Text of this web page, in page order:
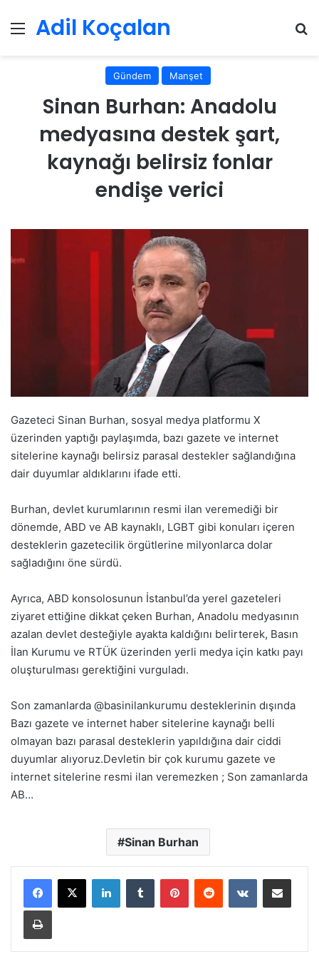
Menü
Adil Koçalan
Gündem Manşet
Sinan Burhan: Anadolu
medyasına destek şart,
kaynağı belirsiz fonlar
endişe verici
Gazeteci Sinan Burhan, sosyal medya platformu X
üzerinden yaptığı paylaşımda, bazı gazete ve internet
sitelerine kaynağı belirsiz parasal destekler sağlandığına
dair duyumlar aldıklarını ifade etti.
Burhan, devlet kurumlarının resmi ilan veremediği bir
dönemde, ABD ve AB kaynaklı, LGBT gibi konuları içeren
desteklerin gazetecilik örgütlerine milyonlarca dolar
sağladığını öne sürdü.
Ayrıca, ABD konsolosunun İstanbul’da yerel gazeteleri
ziyaret ettiğine dikkat çeken Burhan, Anadolu medyasının
azalan devlet desteğiyle ayakta kaldığını belirterek, Basın
İlan Kurumu ve RTÜK üzerinden yerli medya için katkı payı
oluşturulması gerektiğini vurguladı.
Son zamanlarda @basinilankurumu desteklerinin dışında
Bazı gazete ve internet haber sitelerine kaynağı belli
olmayan bazı parasal desteklerin yapıldığına dair ciddi
duyumlar alıyoruz.Devletin bir çok kurumu gazete ve
internet sitelerine resmi ilan veremezken ; Son zamanlarda
AB…
Sinan Burhan
Facebook
X LinkedInTumblr PinterestReddit VKontakteE-Posta ile paylaş
Yazdır